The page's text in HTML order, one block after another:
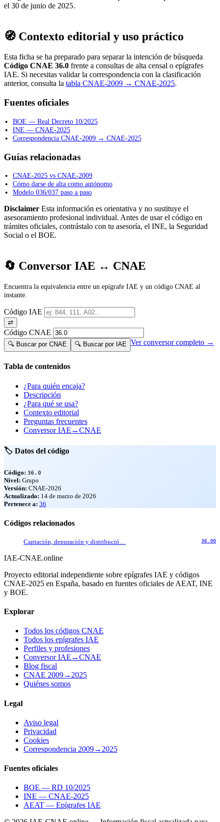
el 30 de junio de 2025.
🧭 Contexto editorial y uso práctico
Esta ficha se ha preparado para separar la intención de búsqueda
Código CNAE 36.0 frente a consultas de alta censal o epígrafes
IAE. Si necesitas validar la correspondencia con la clasificación
anterior, consulta la tabla CNAE-2009 → CNAE-2025.
Fuentes oficiales
BOE — Real Decreto 10/2025
INE — CNAE-2025
Correspondencia CNAE-2009 → CNAE-2025
Guías relacionadas
CNAE-2025 vs CNAE-2009
Cómo darse de alta como autónomo
Modelo 036/037 paso a paso
Disclaimer Esta información es orientativa y no sustituye el
asesoramiento profesional individual. Antes de usar el código en
trámites oficiales, contrástalo con tu asesoría, el INE, la Seguridad
Social o el BOE.
🔄 Conversor IAE ↔ CNAE
Encuentra la equivalencia entre un epígrafe IAE y un código CNAE al
instante.
Código IAE
⇄
Código CNAE
🔍 Buscar por CNAE 🔍 Buscar por IAE Ver conversor completo →
Tabla de contenidos
¿Para quién encaja?
Descripción
¿Para qué se usa?
Contexto editorial
Preguntas frecuentes
Conversor IAE↔CNAE
🏷️ Datos del código
Código: 36.0
Nivel: Grupo
Versión: CNAE-2026
Actualizado: 14 de marzo de 2026
Pertenece a: 36
Códigos relacionados
Captación, depuración y distribució… 36.00
IAE-CNAE.online
Proyecto editorial independiente sobre epígrafes IAE y códigos
CNAE-2025 en España, basado en fuentes oficiales de AEAT, INE
y BOE.
Explorar
Todos los códigos CNAE
Todos los epígrafes IAE
Perfiles y profesiones
Conversor IAE↔CNAE
Blog fiscal
CNAE 2009→2025
Quiénes somos
Legal
Aviso legal
Privacidad
Cookies
Correspondencia 2009→2025
Fuentes oficiales
BOE — RD 10/2025
INE — CNAE-2025
AEAT — Epígrafes IAE